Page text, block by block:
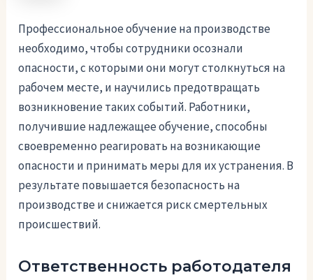
Профессиональное обучение на производстве
необходимо, чтобы сотрудники осознали
опасности, с которыми они могут столкнуться на
рабочем месте, и научились предотвращать
возникновение таких событий. Работники,
получившие надлежащее обучение, способны
своевременно реагировать на возникающие
опасности и принимать меры для их устранения. В
результате повышается безопасность на
производстве и снижается риск смертельных
происшествий.
Ответственность работодателя